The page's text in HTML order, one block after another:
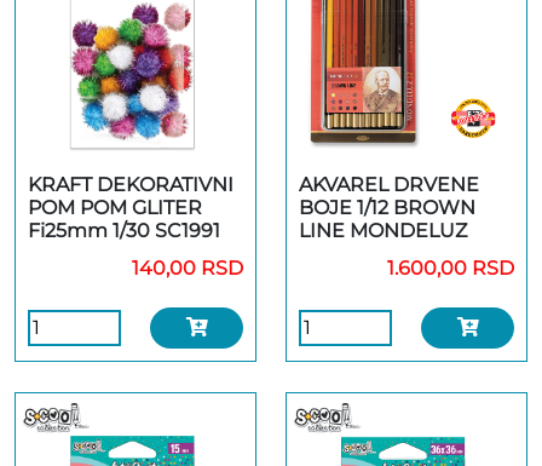
KRAFT DEKORATIVNI
POM POM GLITER
Fi25mm 1/30 SC1991
140,00 RSD
AKVAREL DRVENE
BOJE 1/12 BROWN
LINE MONDELUZ
1.600,00 RSD